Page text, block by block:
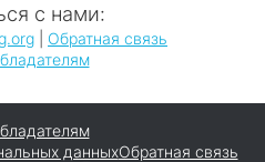
с нами:
Обратная связь
данныхОбратная связь